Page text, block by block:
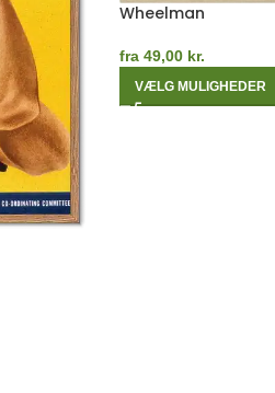
Wheelman
fra 49,00 kr.
VÆLG MULIGHEDER